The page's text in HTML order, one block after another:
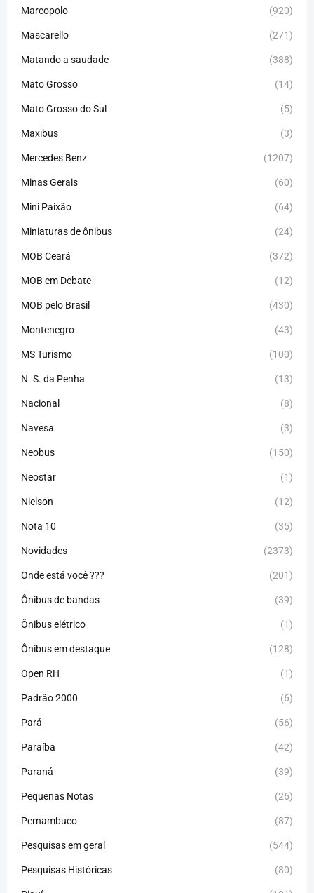
Marcopolo (920)
Mascarello (271)
Matando a saudade (388)
Mato Grosso (14)
Mato Grosso do Sul (5)
Maxibus (3)
Mercedes Benz (1207)
Minas Gerais (60)
Mini Paixão (64)
Miniaturas de ônibus (24)
MOB Ceará (372)
MOB em Debate (12)
MOB pelo Brasil (430)
Montenegro (43)
MS Turismo (100)
N. S. da Penha (13)
Nacional (8)
Navesa (3)
Neobus (150)
Neostar (1)
Nielson (12)
Nota 10 (35)
Novidades (2373)
Onde está você ??? (201)
Ônibus de bandas (39)
Ônibus elétrico (1)
Ônibus em destaque (128)
Open RH (1)
Padrão 2000 (6)
Pará (56)
Paraíba (42)
Paraná (39)
Pequenas Notas (26)
Pernambuco (87)
Pesquisas em geral (544)
Pesquisas Históricas (80)